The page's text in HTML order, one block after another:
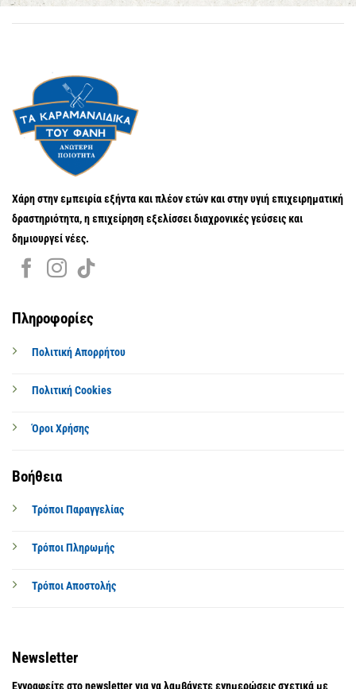
Χάρη στην εμπειρία εξήντα και πλέον ετών και στην υγιή επιχειρηματική
δραστηριότητα, η επιχείρηση εξελίσσει διαχρονικές γεύσεις και
δημιουργεί νέες.
Πληροφορίες
Πολιτική Απορρήτου
Πολιτική Cookies
Όροι Χρήσης
Βοήθεια
Τρόποι Παραγγελίας
Τρόποι Πληρωμής
Τρόποι Αποστολής
Newsletter
Εγγραφείτε στο newsletter για να λαμβάνετε ενημερώσεις σχετικά με